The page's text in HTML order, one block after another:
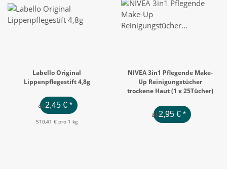
Labello Original
Lippenpflegestift 4,8g
ab2,45 €*
510,41 € pro 1 kg
NIVEA 3in1 Pflegende Make-
Up Reinigungstücher
trockene Haut (1 x 25Tücher)
ab2,95 €*